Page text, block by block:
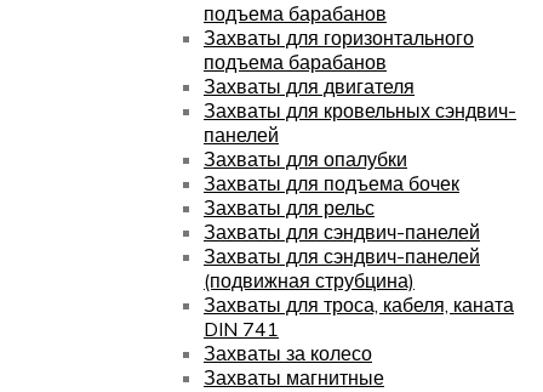
подъема барабанов
Захваты для горизонтального
подъема барабанов
Захваты для двигателя
Захваты для кровельных сэндвич-
панелей
Захваты для опалубки
Захваты для подъема бочек
Захваты для рельс
Захваты для сэндвич-панелей
Захваты для сэндвич-панелей
(подвижная струбцина)
Захваты для троса, кабеля, каната
DIN 741
Захваты за колесо
Захваты магнитные